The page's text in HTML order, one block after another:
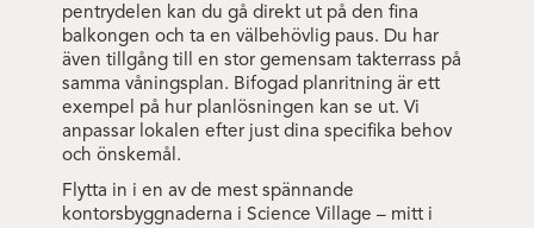
pentrydelen kan du gå direkt ut på den fina
balkongen och ta en välbehövlig paus. Du har
även tillgång till en stor gemensam takterrass på
samma våningsplan. Bifogad planritning är ett
exempel på hur planlösningen kan se ut. Vi
anpassar lokalen efter just dina specifika behov
och önskemål.
Flytta in i en av de mest spännande
kontorsbyggnaderna i Science Village – mitt i